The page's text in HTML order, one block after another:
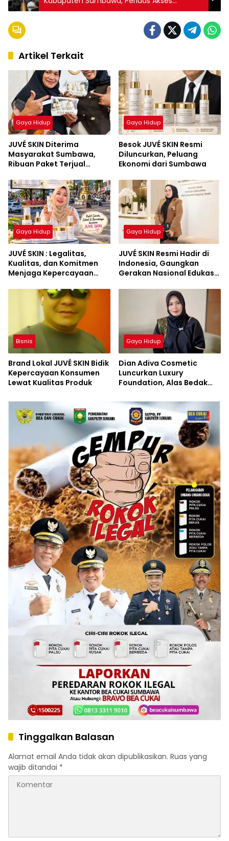
Kesempatan Kerja bagi Masyarakat Lokal
Artikel Terkait
Gaya Hidup
JUVÉ SKIN Diterima
Masyarakat Sumbawa,
Ribuan Paket Terjual
Gaya Hidup
Besok JUVÉ SKIN Resmi
Diluncurkan, Peluang
Ekonomi dari Sumbawa
Gaya Hidup
JUVÉ SKIN : Legalitas,
Kualitas, dan Komitmen
Menjaga Kepercayaan
Gaya Hidup
JUVÉ SKIN Resmi Hadir di
Indonesia, Gaungkan
Gerakan Nasional Edukasi
Berkualitas
Bisnis
Brand Lokal JUVÉ SKIN Bidik
Kepercayaan Konsumen
Lewat Kualitas Produk
Gaya Hidup
Dian Adiva Cosmetic
Luncurkan Luxury
Foundation, Alas Bedak
NTB
Tinggalkan Balasan
Alamat email Anda tidak akan dipublikasikan. Ruas yang
wajib ditandai *